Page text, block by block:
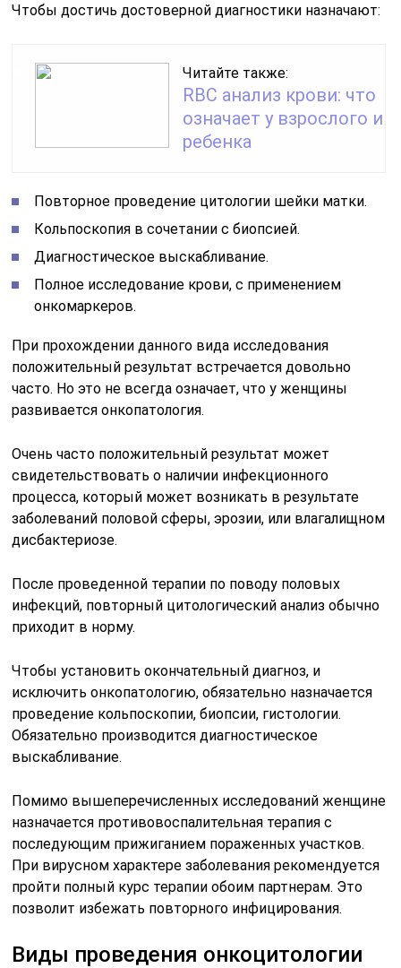
Чтобы достичь достоверной диагностики назначают:
Читайте также:
RBC анализ крови: что
означает у взрослого и
ребенка
Повторное проведение цитологии шейки матки.
Кольпоскопия в сочетании с биопсией.
Диагностическое выскабливание.
Полное исследование крови, с применением
онкомаркеров.
При прохождении данного вида исследования
положительный результат встречается довольно
часто. Но это не всегда означает, что у женщины
развивается онкопатология.
Очень часто положительный результат может
свидетельствовать о наличии инфекционного
процесса, который может возникать в результате
заболеваний половой сферы, эрозии, или влагалищном
дисбактериозе.
После проведенной терапии по поводу половых
инфекций, повторный цитологический анализ обычно
приходит в норму.
Чтобы установить окончательный диагноз, и
исключить онкопатологию, обязательно назначается
проведение кольпоскопии, биопсии, гистологии.
Обязательно производится диагностическое
выскабливание.
Помимо вышеперечисленных исследований женщине
назначается противовоспалительная терапия с
последующим прижиганием пораженных участков.
При вирусном характере заболевания рекомендуется
пройти полный курс терапии обоим партнерам. Это
позволит избежать повторного инфицирования.
Виды проведения онкоцитологии